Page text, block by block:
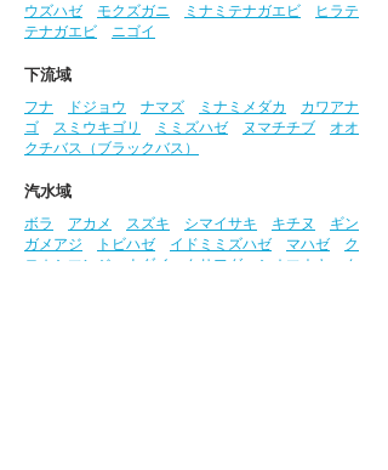
ウズハゼ
モクズガニ ミナミテナガエビ
ヒラテ
テナガエビ
ニゴイ
下流域
フナ
ドジョウ ナマズ ミナミメダカ
カワアナ
ゴ
スミウキゴリ ミミズハゼ ヌマチチブ
オオ
クチバス（ブラックバス）
汽水域
ボラ
アカメ スズキ シマイサキ キチヌ
ギン
ガメアジ
トビハゼ イドミミズハゼ マハゼ
ク
ロホシマンジュウダイ
クサフグ シオマネキ
ク